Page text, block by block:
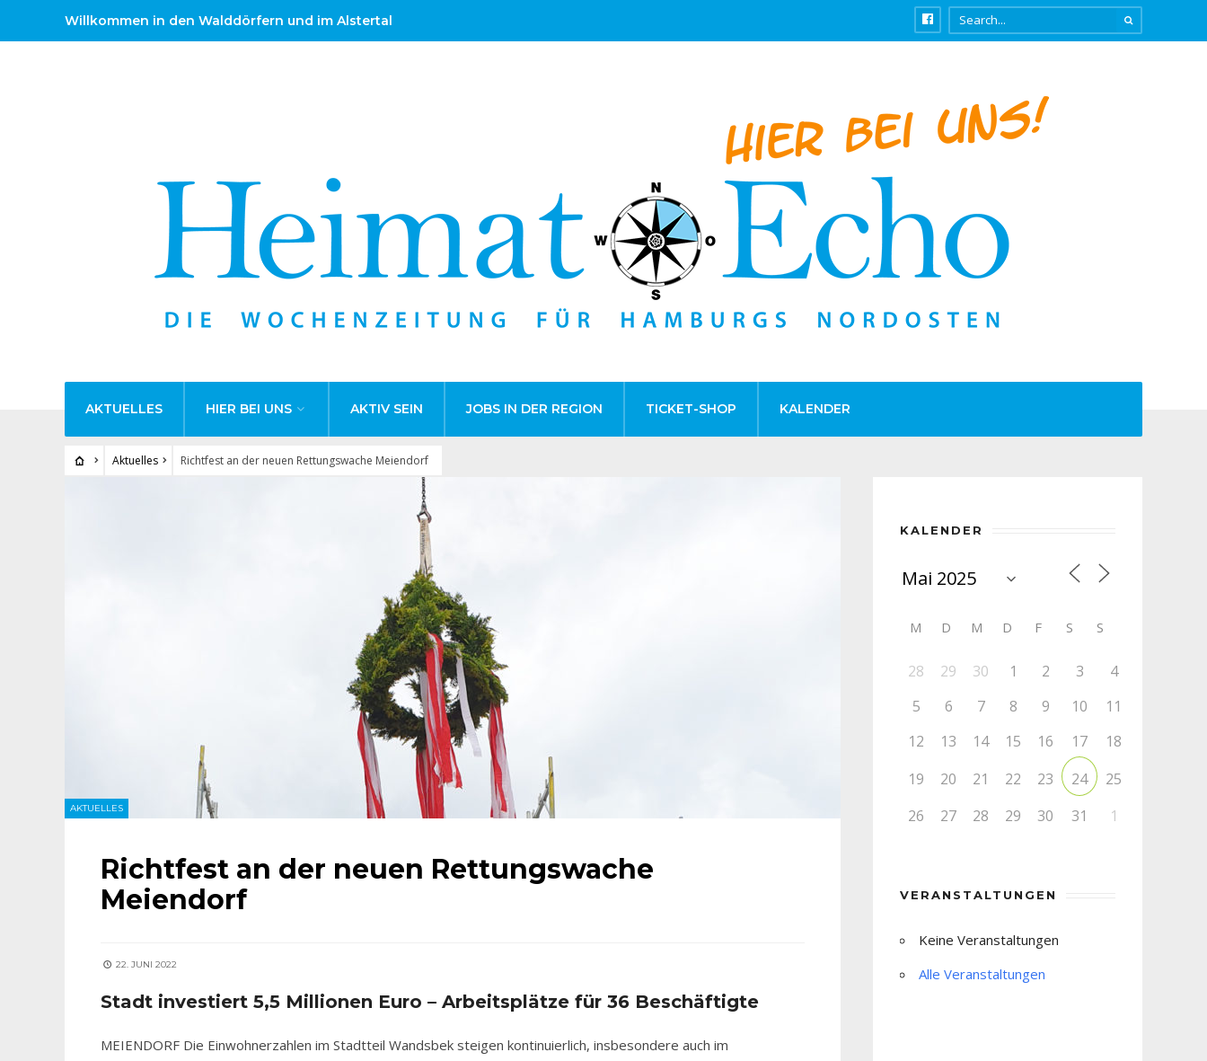
Willkommen in den Walddörfern und im Alstertal
AKTUELLES HIER BEI UNS AKTIV SEIN JOBS IN DER REGION TICKET-SHOP KALENDER
Aktuelles Richtfest an der neuen Rettungswache Meiendorf
AKTUELLES
Richtfest an der neuen Rettungswache
Meiendorf
22. JUNI 2022
Stadt investiert 5,5 Millionen Euro – Arbeitsplätze für 36 Beschäftigte
MEIENDORF Die Einwohnerzahlen im Stadtteil Wandsbek steigen kontinuierlich, insbesondere auch im
KALENDER
M D M D F S S
28 29 30 1 2 3
4
5
6 7 8 9 10
11
12
13 14 15 16 17
18
19
20 21 22 23 24
25
26
27 28 29 30 31 1
VERANSTALTUNGEN
Keine Veranstaltungen
Alle Veranstaltungen